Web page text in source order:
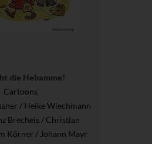
die Hebamme!
Cartoons
/ Heike Wiechmann
Brecheis / Christian
Körner / Johann Mayr